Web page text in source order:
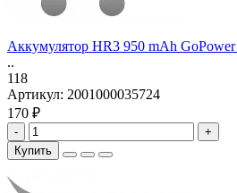
Аккумулятор HR3 950 mAh GoPower
..
118
Артикул: 2001000035724
170 ₽
-
+
Купить